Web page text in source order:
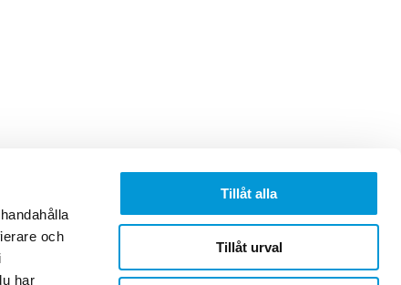
och
har
Tillåt alla
Tillåt urval
Facebook
LinkedIn